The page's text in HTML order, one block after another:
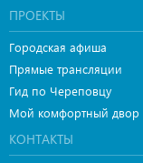
ПРОЕКТЫ
Городская афиша
Прямые трансляции
Гид по Череповцу
Мой комфортный двор
КОНТАКТЫ